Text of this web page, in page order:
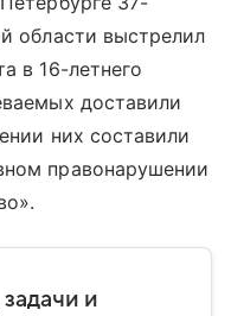
области выстрелил
в 16-летнего
доставили
них составили
правонарушении
и